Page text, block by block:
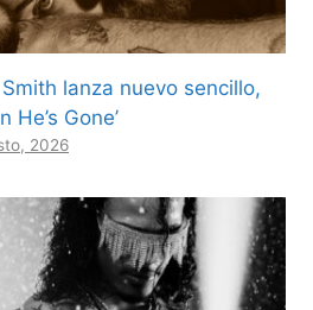
lanza nuevo sencillo,
He’s Gone’
2026